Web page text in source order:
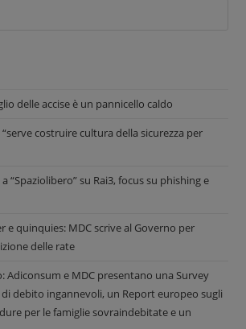
delle accise è un pannicello caldo
costruire cultura della sicurezza per
“Spaziolibero” su Rai3, focus su phishing e
e quinquies: MDC scrive al Governo per
delle rate
Adiconsum e MDC presentano una Survey
di debito ingannevoli, un Report europeo sugli
per le famiglie sovraindebitate e un